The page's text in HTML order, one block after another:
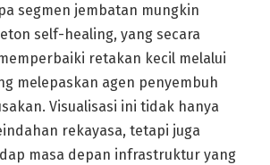
segmen jembatan mungkin
self-healing, yang secara
retakan kecil melalui
melepaskan agen penyembuh
Visualisasi ini tidak hanya
rekayasa, tetapi juga
masa depan infrastruktur yang